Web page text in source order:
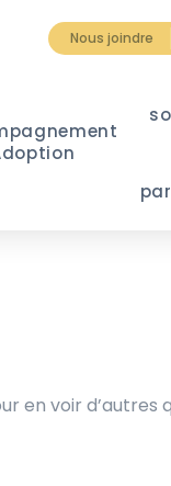
Nous joindre
en voir d’autres